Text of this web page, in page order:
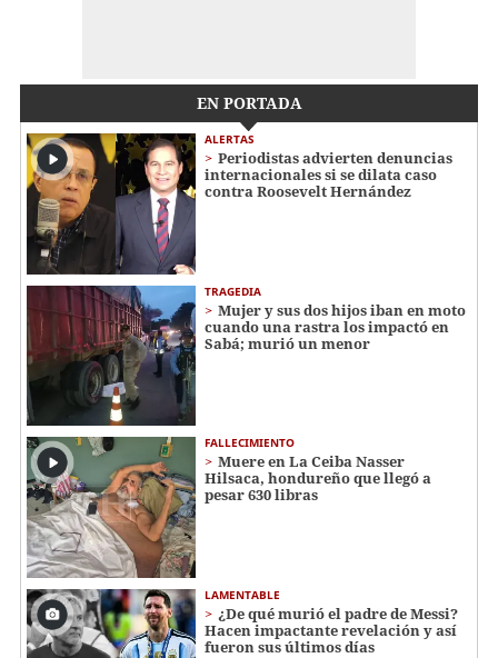
EN PORTADA
ALERTAS
Periodistas advierten denuncias
internacionales si se dilata caso
contra Roosevelt Hernández
TRAGEDIA
Mujer y sus dos hijos iban en moto
cuando una rastra los impactó en
Sabá; murió un menor
FALLECIMIENTO
Muere en La Ceiba Nasser
Hilsaca, hondureño que llegó a
pesar 630 libras
LAMENTABLE
¿De qué murió el padre de Messi?
Hacen impactante revelación y así
fueron sus últimos días